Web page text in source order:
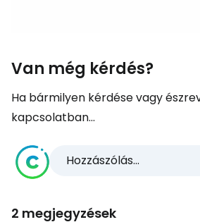
Van még kérdés?
Ha bármilyen kérdése vagy
kapcsolatban...
Hozzászólás...
2 megjegyzések